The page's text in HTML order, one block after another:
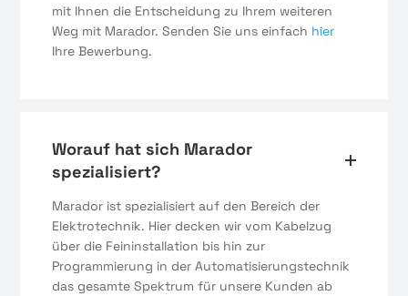
mit Ihnen die Entscheidung zu Ihrem weiteren
Weg mit Marador. Senden Sie uns einfach hier
Ihre Bewerbung.
Worauf hat sich Marador
spezialisiert?
Marador ist spezialisiert auf den Bereich der
Elektrotechnik. Hier decken wir vom Kabelzug
über die Feininstallation bis hin zur
Programmierung in der Automatisierungstechnik
das gesamte Spektrum für unsere Kunden ab